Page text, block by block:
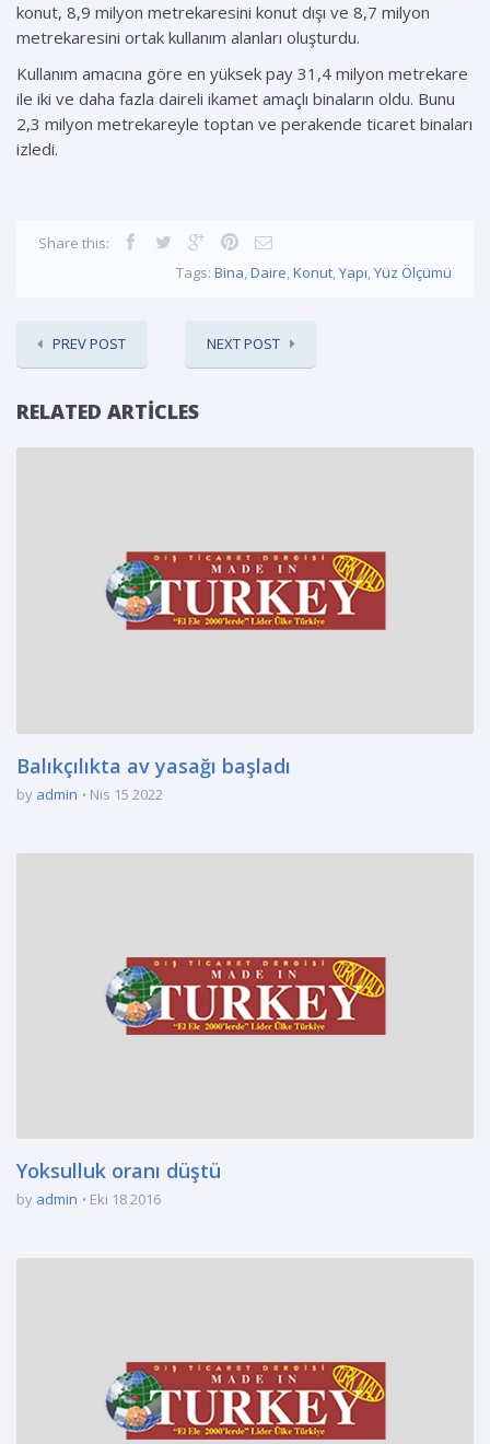
konut, 8,9 milyon metrekaresini konut dışı ve 8,7 milyon
metrekaresini ortak kullanım alanları oluşturdu.
Kullanım amacına göre en yüksek pay 31,4 milyon metrekare
ile iki ve daha fazla daireli ikamet amaçlı binaların oldu. Bunu
2,3 milyon metrekareyle toptan ve perakende ticaret binaları
izledi.
Share this:
Tags: Bina,Daire,Konut,Yapı,Yüz Ölçümü
PREV POST NEXT POST
RELATED ARTICLES
Balıkçılıkta av yasağı başladı
by admin Nis 15 2022
Yoksulluk oranı düştü
by admin Eki 18 2016